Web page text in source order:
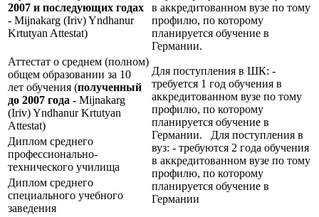
2007 и последующих годах
- Mijnakarg (Iriv) Yndhanur
Krtutyan Attestat)
в аккредитованном вузе по тому
профилю, по которому
планируется обучение в
Германии.
Аттестат о среднем (полном)
общем образовании за 10
лет обучения (полученный
до 2007 года - Mijnakarg
(Iriv) Yndhanur Krtutyan
Attestat)
Для поступления в ШК: -
требуется 1 год обучения в
аккредитованном вузе по тому
профилю, по которому
планируется обучение в
Германии. Для поступления в
вуз: - требуются 2 года обучения
в аккредитованном вузе по тому
профилю, по которому
планируется обучение в
Германии
Диплом среднего
профессионально-
технического училища
Диплом среднего
специального учебного
заведения